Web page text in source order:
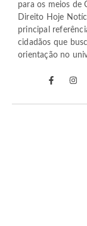
para os meios de
Direito Hoje
principal
cidadãos que
orientação no